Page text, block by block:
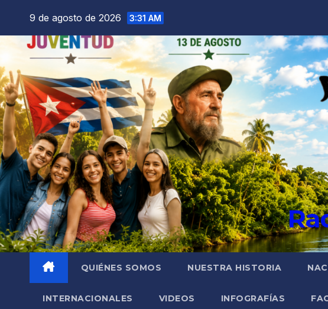
9 de agosto de 2026 3:31 AM
QUIÉNES SOMOS NUESTRA HISTORIA
INTERNACIONALES VIDEOS INFOGRAFÍAS